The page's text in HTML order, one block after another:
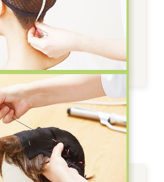
スヴェンソンの医療用ウィッ
・Wig適合など、外部機関認定に
れた製品です。